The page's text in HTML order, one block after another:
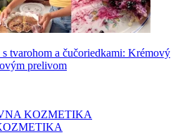
s tvarohom a čučoriedkami: Krémový
prelivom
KOZMETIKA